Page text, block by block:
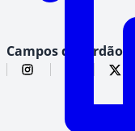
Campos do Jordão,